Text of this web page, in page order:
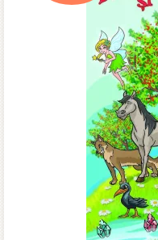
24,00 lei.
21,50 lei.